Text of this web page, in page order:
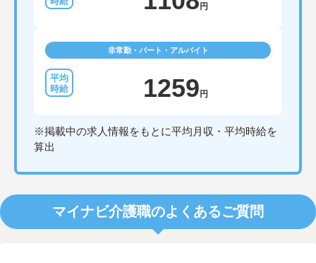
円
非常勤・パート・アルバイト
1259 円
※掲載中の求人情報をもとに平均月収・平均時給を
算出
マイナビ介護職のよくあるご質問